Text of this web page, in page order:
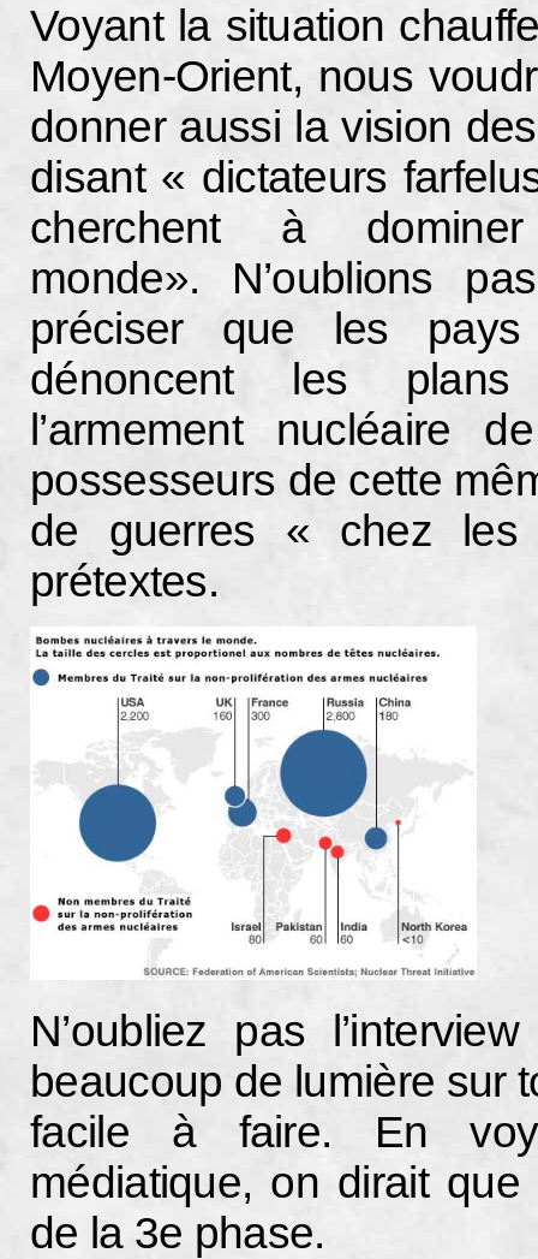
Voyant la situation
Moyen-Orient, nous
donner aussi la vision
disant « dictateurs
cherchent à
monde». N’oublions
préciser que les
dénoncent les
l’armement nucléaire
possesseurs de cette
de guerres « chez les
prétextes.
N’oubliez pas
beaucoup de lumière sur
facile à faire. En
médiatique, on dirait
de la 3e phase.